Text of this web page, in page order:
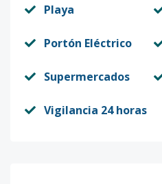
Playa
Portón Eléctrico
Supermercados
Vigilancia 24 horas